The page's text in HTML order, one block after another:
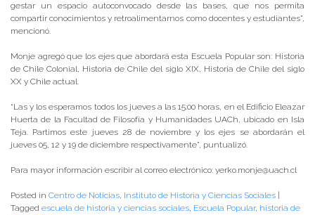
gestar un espacio autoconvocado desde las bases, que nos permita
compartir conocimientos y retroalimentarnos como docentes y estudiantes”,
mencionó.
Monje agregó que los ejes que abordará esta Escuela Popular son: Historia
de Chile Colonial, Historia de Chile del siglo XIX, Historia de Chile del siglo
XX y Chile actual.
“Las y los esperamos todos los jueves a las 15:00 horas, en el Edificio Eleazar
Huerta de la Facultad de Filosofía y Humanidades UACh, ubicado en Isla
Teja. Partimos este jueves 28 de noviembre y los ejes se abordarán el
jueves 05, 12 y 19 de diciembre respectivamente”, puntualizó.
Para mayor información escribir al correo electrónico: yerko.monje@uach.cl
Posted in Centro de Noticias, Instituto de Historia y Ciencias Sociales
Tagged escuela de historia y ciencias sociales, Escuela Popular, historia de